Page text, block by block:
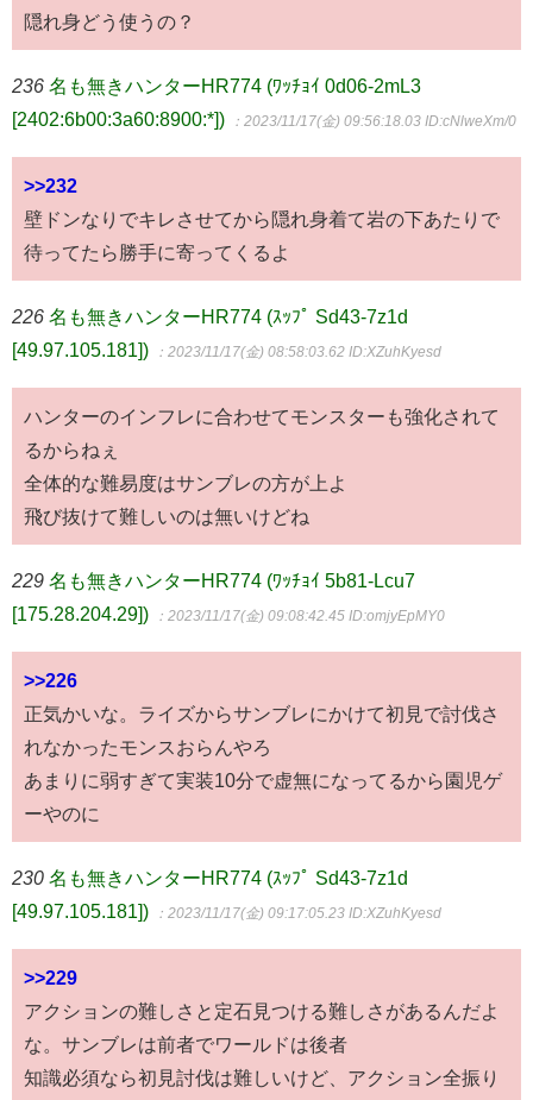
隠れ身どう使うの？
236 名も無きハンターHR774 (ﾜｯﾁｮｲ 0d06-2mL3
[2402:6b00:3a60:8900:*])
：2023/11/17(金) 09:56:18.03 ID:cNlweXm/0
>>232
壁ドンなりでキレさせてから隠れ身着て岩の下あたりで
待ってたら勝手に寄ってくるよ
226 名も無きハンターHR774 (ｽｯﾌﾟ Sd43-7z1d
[49.97.105.181])
：2023/11/17(金) 08:58:03.62 ID:XZuhKyesd
ハンターのインフレに合わせてモンスターも強化されて
るからねぇ
全体的な難易度はサンブレの方が上よ
飛び抜けて難しいのは無いけどね
229 名も無きハンターHR774 (ﾜｯﾁｮｲ 5b81-Lcu7
[175.28.204.29])
：2023/11/17(金) 09:08:42.45 ID:omjyEpMY0
>>226
正気かいな。ライズからサンブレにかけて初見で討伐さ
れなかったモンスおらんやろ
あまりに弱すぎて実装10分で虚無になってるから園児ゲ
ーやのに
230 名も無きハンターHR774 (ｽｯﾌﾟ Sd43-7z1d
[49.97.105.181])
：2023/11/17(金) 09:17:05.23 ID:XZuhKyesd
>>229
アクションの難しさと定石見つける難しさがあるんだよ
な。サンブレは前者でワールドは後者
知識必須なら初見討伐は難しいけど、アクション全振り